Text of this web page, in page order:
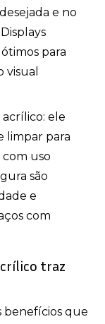
e no
para
ele
limpar para
uso
são
e
com
traz
benefícios que